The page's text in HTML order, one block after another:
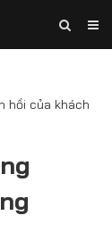
hồi của khách